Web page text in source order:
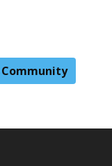
Community